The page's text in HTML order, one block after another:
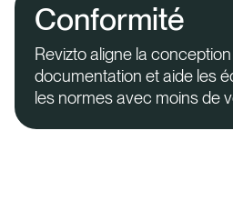
Conformité
Revizto aligne la
documentation et aide les
les normes avec moins de